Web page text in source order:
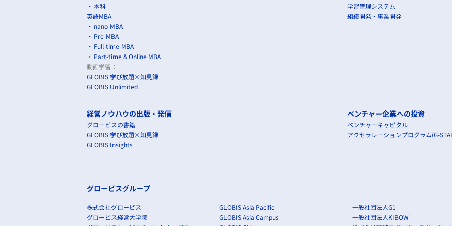
本科
英語MBA
nano-MBA
Pre-MBA
Full-time-MBA
Part-time & Online MBA
動画学習：
GLOBIS 学び放題×知見録
GLOBIS Unlimited
学習管理システム
組織開発・事業開発
経営ノウハウの出版・発信
グロービスの書籍
GLOBIS 学び放題×知見録
GLOBIS Insights
ベンチャー企業への投資
ベンチャーキャピタル
アクセラレーションプログラム(G-
グロービスグループ
株式会社グロービス
グロービス経営大学院
GLOBIS Asia Pacific
GLOBIS Asia Campus
一般社団法人G1
一般社団法人KIBOW